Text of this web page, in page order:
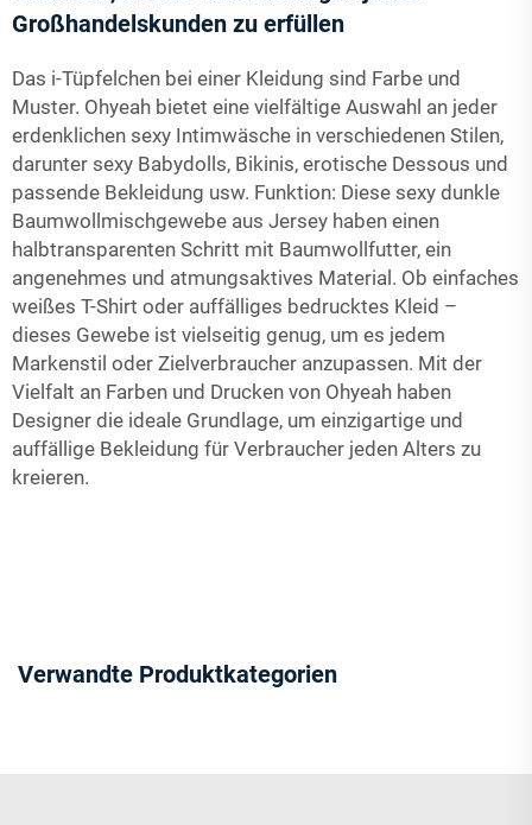
Großhandelskunden zu erfüllen
Das i-Tüpfelchen bei einer Kleidung sind Farbe und
Muster. Ohyeah bietet eine vielfältige Auswahl an jeder
erdenklichen sexy Intimwäsche in verschiedenen Stilen,
darunter sexy Babydolls, Bikinis, erotische Dessous und
passende Bekleidung usw. Funktion: Diese sexy dunkle
Baumwollmischgewebe aus Jersey haben einen
halbtransparenten Schritt mit Baumwollfutter, ein
angenehmes und atmungsaktives Material. Ob einfaches
weißes T-Shirt oder auffälliges bedrucktes Kleid –
dieses Gewebe ist vielseitig genug, um es jedem
Markenstil oder Zielverbraucher anzupassen. Mit der
Vielfalt an Farben und Drucken von Ohyeah haben
Designer die ideale Grundlage, um einzigartige und
auffällige Bekleidung für Verbraucher jeden Alters zu
kreieren.
Verwandte Produktkategorien